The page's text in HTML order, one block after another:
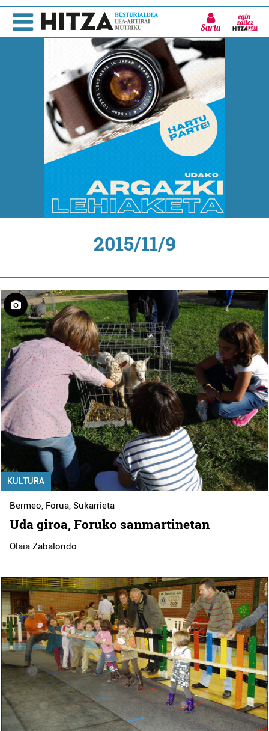
Sartu
2015/11/9
KULTURA
Bermeo, Forua, Sukarrieta
Uda giroa, Foruko sanmartinetan
Olaia Zabalondo